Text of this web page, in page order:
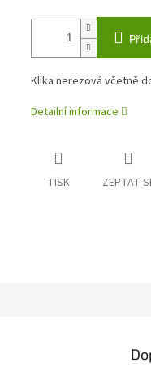
Klika nerezová včetně
Detailní informace
TISK ZEPTAT